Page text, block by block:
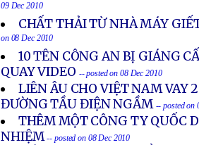
09 Dec 2010
CHẤT THẢI TỪ NHÀ MÁY
on 08 Dec 2010
10 TÊN CÔNG AN BỊ GIÁNG
QUAY VIDEO -- posted on 08 Dec 2010
LIÊN ÂU CHO VIỆT NAM VAY
ĐƯỜNG TẦU ĐIỆN NGẦM -- posted on
THÊM MỘT CÔNG TY QUỐC
NHIỆM -- posted on 08 Dec 2010